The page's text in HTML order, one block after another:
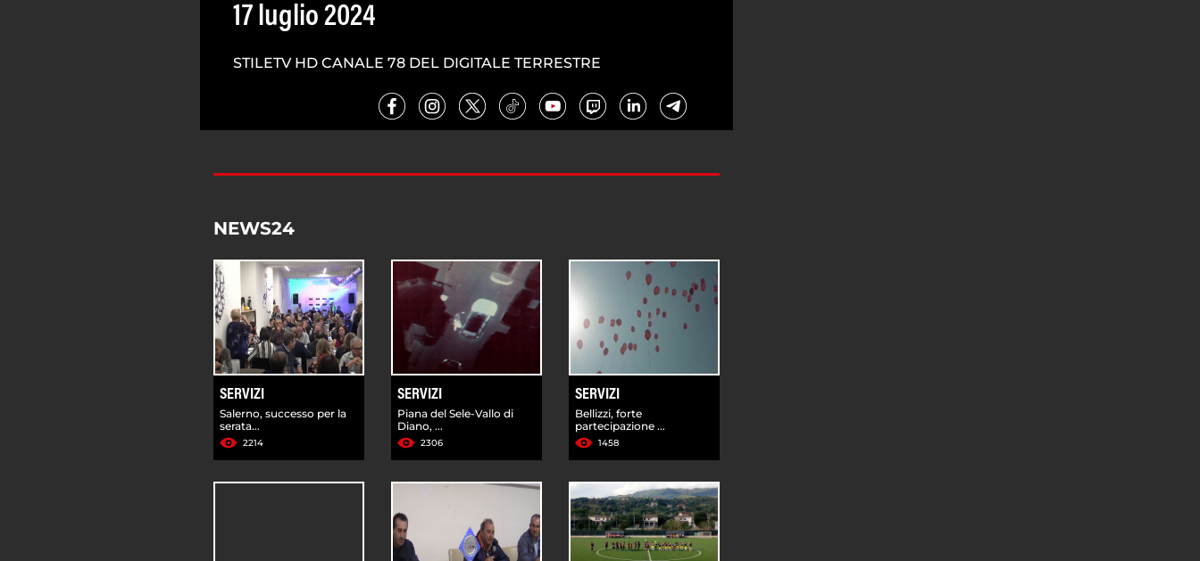
17 luglio 2024
STILETV HD CANALE 78 DEL DIGITALE TERRESTRE
NEWS24
SERVIZI
Salerno, successo per la
serata...
2214
SERVIZI
Piana del Sele-Vallo di
Diano, ...
2306
SERVIZI
Bellizzi, forte
partecipazione ...
1458